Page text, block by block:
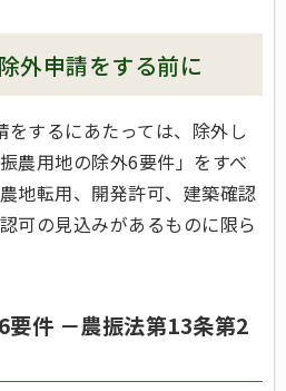
外申請をする前に
をするにあたっては、除外し
農用地の除外6要件」をすべ
地転用、開発許可、建築確認
可の見込みがあるものに限ら
要件 －農振法第13条第2